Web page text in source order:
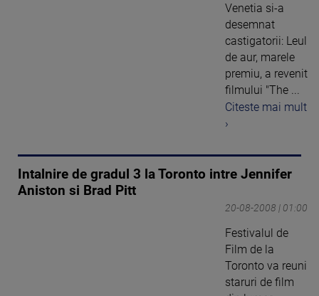
Venetia si-a
desemnat
castigatorii: Leul
de aur, marele
premiu, a revenit
filmului "The ...
Citeste mai mult
›
Intalnire de gradul 3 la Toronto intre Jennifer
Aniston si Brad Pitt
20-08-2008 | 01:00
Festivalul de
Film de la
Toronto va reuni
staruri de film